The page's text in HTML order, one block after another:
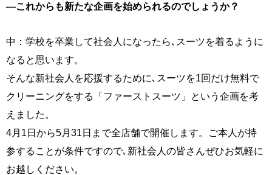
―これからも新たな企画を始められるのでしょうか？
中：学校を卒業して社会人になったら､スーツを着るように
なると思います。
そんな新社会人を応援するために､スーツを1回だけ無料で
クリーニングをする「ファーストスーツ」という企画を考
えました。
4月1日から5月31日まで全店舗で開催します。ご本人が持
参することが条件ですので､新社会人の皆さんぜひお気軽に
お越しください。